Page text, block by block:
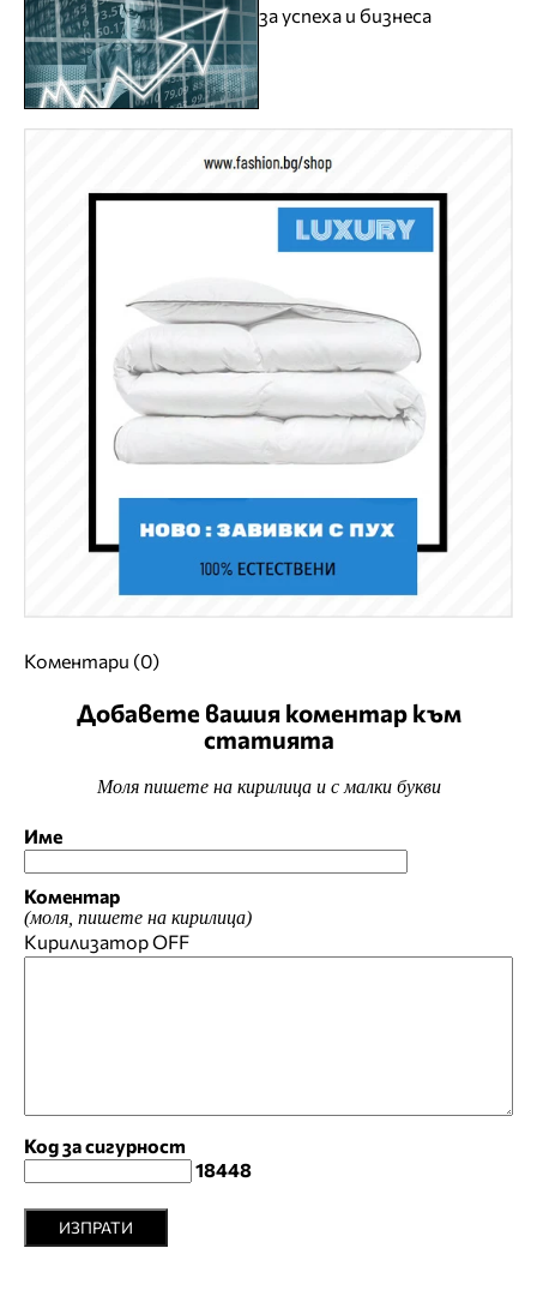
за успеха и бизнеса
Коментари (0)
Добавете вашия коментар към
статията
Моля пишете на кирилица и с малки букви
Име
Коментар
(моля, пишете на кирилица)
КирилизаторOFF
Код за сигурност
18448
ИЗПРАТИ